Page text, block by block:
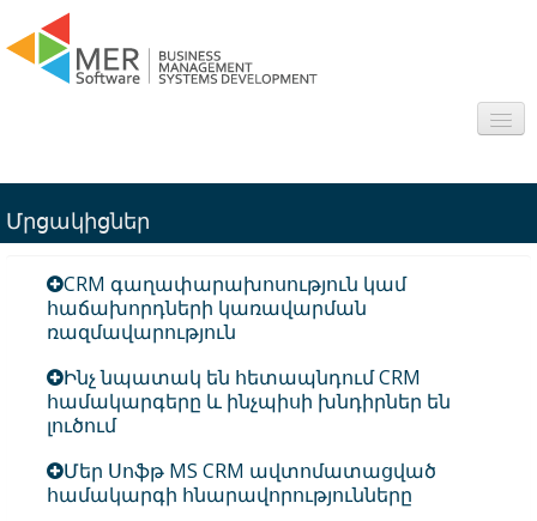
Sectors
Products
Frequently asked questions
Contact
Մրցակիցներ
CRM գաղափարախոսություն կամ
հաճախորդների կառավարման
ռազմավարություն
Ինչ նպատակ են հետապնդում CRM
համակարգերը և ինչպիսի խնդիրներ են
լուծում
Մեր Սոֆթ MS CRM ավտոմատացված
համակարգի հնարավորությունները